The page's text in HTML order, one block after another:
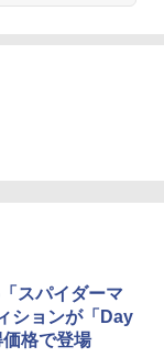
変換アダプター
ローラー用 Swit
輸入品
常版 コーエーテ
ル 主人公×ぶく
ット 07.魅力 ラ
ray]【返品種別
ーになる時 ブル
HD】 [ 士郎正
ド番号 5000円|オ
ワイヤレスコン
レス コントロー
スパイダーマ
ションが「Day
格で登場